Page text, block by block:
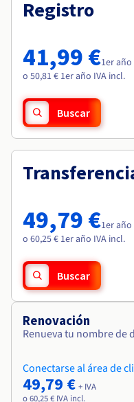
Precios
Roadmap & Changelog
Observabilidad
Roadmap y Changelog
Roadmap & Changelog
Roadmap & Changelog
Roadmap & Changelog
Registro
41,99 €1er año
o 50,81 € 1er año IVA incl.
Buscar
49,79 €1er año
o 60,25 € 1er año IVA incl.
Buscar
Renovación
Renueva tu nombre de
Conectarse al área de
49,79 € + IVA
o 60,25 € IVA incl.